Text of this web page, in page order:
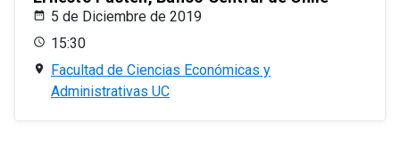
5 de Diciembre de 2019
15:30
Facultad de Ciencias Económicas y
Administrativas UC